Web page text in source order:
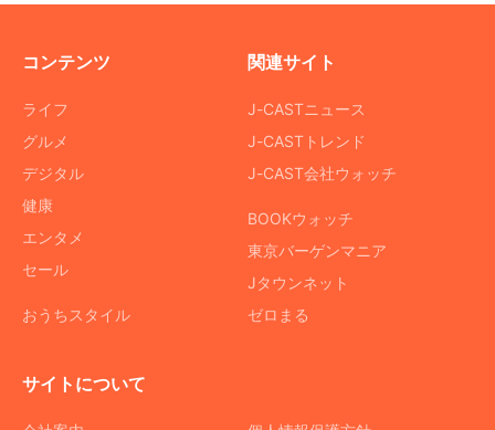
コンテンツ
ライフ
グルメ
デジタル
健康
エンタメ
セール
おうちスタイル
関連サイト
J-CASTニュース
J-CASTトレンド
J-CAST会社ウォッチ
BOOKウォッチ
東京バーゲンマニア
Jタウンネット
ゼロまる
サイトについて